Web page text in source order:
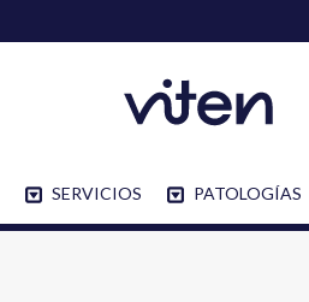
SERVICIOS PATOLOGÍAS